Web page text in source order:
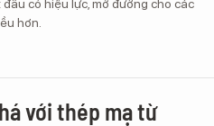
có hiệu lực, mở đường cho các
hơn.
với thép mạ từ